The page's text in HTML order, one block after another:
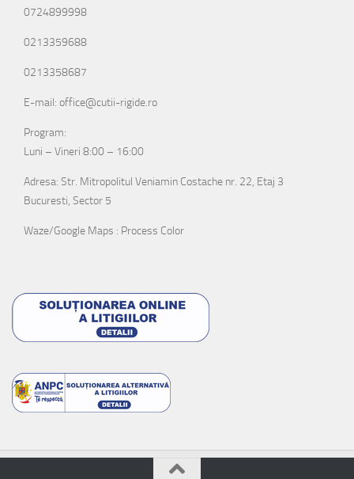
0724899998
0213359688
0213358687
E-mail: office@cutii-rigide.ro
Program:
Luni – Vineri 8:00 – 16:00
Adresa: Str. Mitropolitul Veniamin Costache nr. 22, Etaj 3
Bucuresti, Sector 5
Waze/Google Maps : Process Color